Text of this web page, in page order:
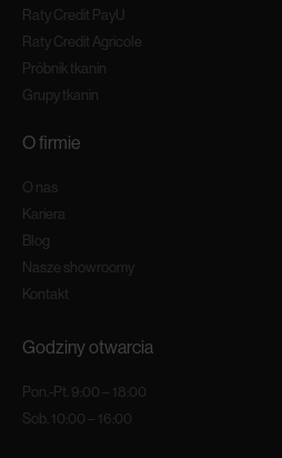
Raty Credit PayU
Raty Credit Agricole
Próbnik tkanin
Grupy tkanin
O firmie
O nas
Kariera
Blog
Nasze showroomy
Kontakt
Godziny otwarcia
Pon.-Pt. 9:00 – 18:00
Sob. 10:00 – 16:00